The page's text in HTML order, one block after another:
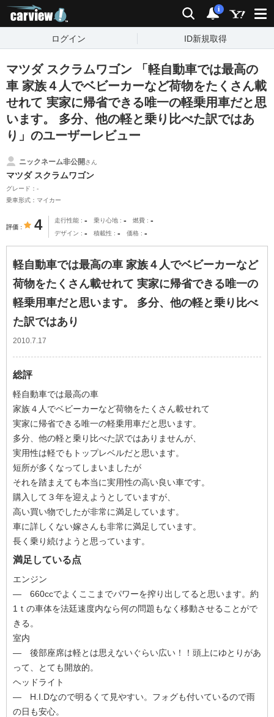
検索 通知
i
ログイン ID新規取得
マツダ スクラムワゴン 「軽自動車では最高の
車 家族４人でベビーカーなど荷物をたくさん載
せれて 実家に帰省できる唯一の軽乗用車だと思
います。 多分、他の軽と乗り比べた訳ではあ
り」のユーザーレビュー
ニックネーム非公開さん
マツダ スクラムワゴン
グレード：-
乗車形式：マイカー
評価 4 走行性能 - 乗り心地 - 燃費 -
デザイン - 積載性 - 価格 -
軽自動車では最高の車 家族４人でベビーカーなど
荷物をたくさん載せれて 実家に帰省できる唯一の
軽乗用車だと思います。 多分、他の軽と乗り比べ
た訳ではあり
2010.7.17
総評
軽自動車では最高の車
家族４人でベビーカーなど荷物をたくさん載せれて
実家に帰省できる唯一の軽乗用車だと思います。
多分、他の軽と乗り比べた訳ではありませんが、
実用性は軽でもトップレベルだと思います。
短所が多くなってしまいましたが
それを踏まえても本当に実用性の高い良い車です。
購入して３年を迎えようとしていますが、
高い買い物でしたが非常に満足しています。
車に詳しくない嫁さんも非常に満足しています。
長く乗り続けようと思っています。
満足している点
エンジン
― 660ccでよくここまでパワーを搾り出してると思います。約
1ｔの車体を法廷速度内なら何の問題もなく移動させることがで
きる。
室内
― 後部座席は軽とは思えないぐらい広い！！頭上にゆとりがあ
って、とても開放的。
ヘッドライト
― H.I.Dなので明るくて見やすい。フォグも付いているので雨
の日も安心。